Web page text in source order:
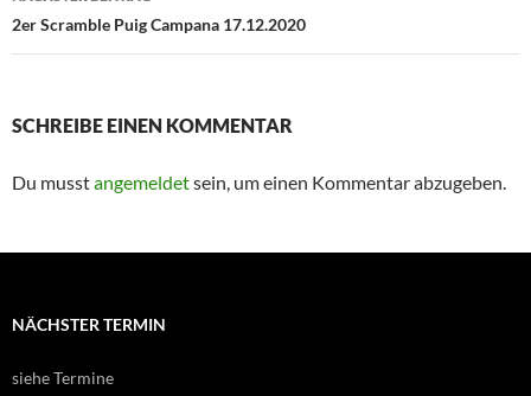
2er Scramble Puig Campana 17.12.2020
SCHREIBE EINEN KOMMENTAR
Du musstangemeldetsein, um einen Kommentar abzugeben.
NÄCHSTER TERMIN
siehe Termine